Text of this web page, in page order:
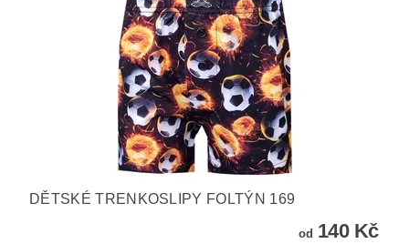
DĚTSKÉ TRENKOSLIPY FOLTÝN 169
od 140 Kč